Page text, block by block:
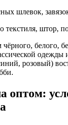
шлевок,
текстиля, штор,
белого,
одежды
розовый)
оптом: